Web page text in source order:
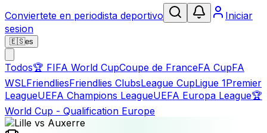
Conviertete en periodista deportivo
Iniciar
sesion
🇪🇸es
Todos🏆 FIFA World CupCoupe de FranceFA CupFA
WSLFriendliesFriendlies ClubsLeague CupLigue 1Premier
LeagueUEFA Champions LeagueUEFA Europa League🏆
World Cup - Qualification Europe